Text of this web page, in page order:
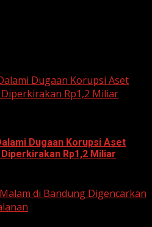
Dugaan Korupsi Aset
Rp1,2 Miliar
Dugaan Korupsi Aset
Rp1,2 Miliar
di Bandung Digencarkan